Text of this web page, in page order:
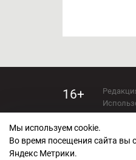
16+
СМИ
Мы используем cookie.
Во время посещения сайта вы
Яндекс Метрики.